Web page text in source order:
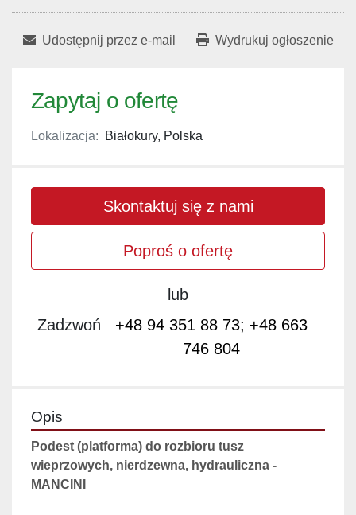
Udostępnij przez e-mail Wydrukuj ogłoszenie
Zapytaj o ofertę
Lokalizacja: Białokury, Polska
Skontaktuj się z nami
Poproś o ofertę
lub
Zadzwoń
+48 94 351 88 73; +48 663
746 804
Opis
Podest (platforma) do rozbioru tusz
wieprzowych, nierdzewna, hydrauliczna -
MANCINI